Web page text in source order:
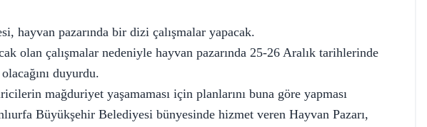
hayvan pazarında bir dizi çalışmalar yapacak.
olan çalışmalar nedeniyle hayvan pazarında 25-26 Aralık tarihlerinde
duyurdu.
mağduriyet yaşamaması için planlarını buna göre yapması
Büyükşehir Belediyesi bünyesinde hizmet veren Hayvan Pazarı,